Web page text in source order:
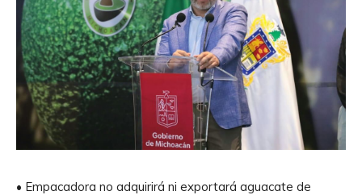
• Empacadora no adquirirá ni exportará aguacate de